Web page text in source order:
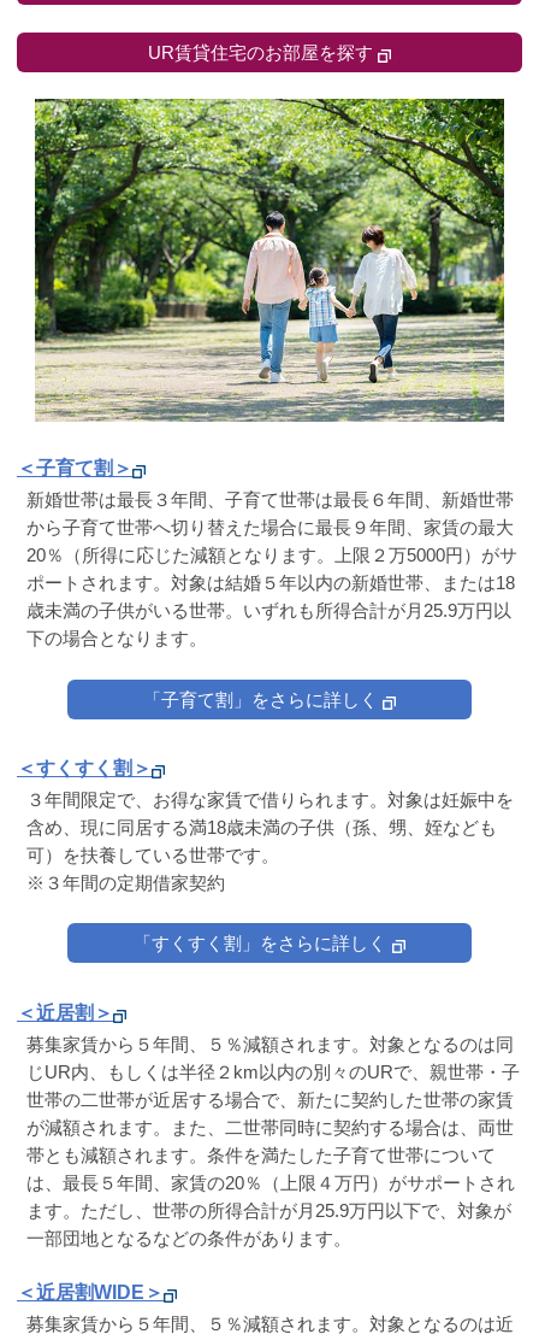
UR賃貸住宅のお部屋を探す
＜子育て割＞
新婚世帯は最長３年間、子育て世帯は最長６年間、新婚世帯
から子育て世帯へ切り替えた場合に最長９年間、家賃の最大
20％（所得に応じた減額となります。上限２万5000円）がサ
ポートされます。対象は結婚５年以内の新婚世帯、または18
歳未満の子供がいる世帯。いずれも所得合計が月25.9万円以
下の場合となります。
「子育て割」をさらに詳しく
＜すくすく割＞
３年間限定で、お得な家賃で借りられます。対象は妊娠中を
含め、現に同居する満18歳未満の子供（孫、甥、姪なども
可）を扶養している世帯です。
※３年間の定期借家契約
「すくすく割」をさらに詳しく
＜近居割＞
募集家賃から５年間、５％減額されます。対象となるのは同
じUR内、もしくは半径２km以内の別々のURで、親世帯・子
世帯の二世帯が近居する場合で、新たに契約した世帯の家賃
が減額されます。また、二世帯同時に契約する場合は、両世
帯とも減額されます。条件を満たした子育て世帯について
は、最長５年間、家賃の20％（上限４万円）がサポートされ
ます。ただし、世帯の所得合計が月25.9万円以下で、対象が
一部団地となるなどの条件があります。
＜近居割WIDE＞
募集家賃から５年間、５％減額されます。対象となるのは近